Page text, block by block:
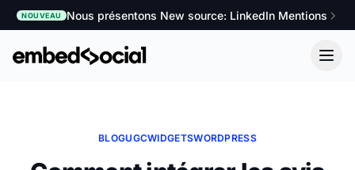
NOUVEAU Nous présentons New source: LinkedIn Mentions
BLOGUGCWIDGETSWORDPRESS